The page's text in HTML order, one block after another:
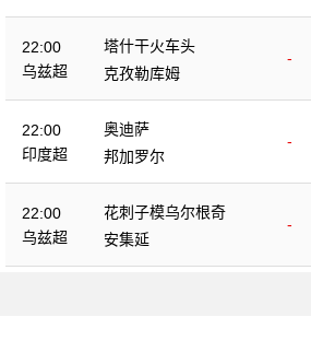
22:00
乌兹超
塔什干火车头
-
克孜勒库姆
22:00
印度超
奥迪萨
-
邦加罗尔
22:00
乌兹超
花刺子模乌尔根奇
-
安集延